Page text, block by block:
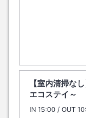
【室内清掃な
エコステイ～
IN チェックイン
15:00 / OUT チ